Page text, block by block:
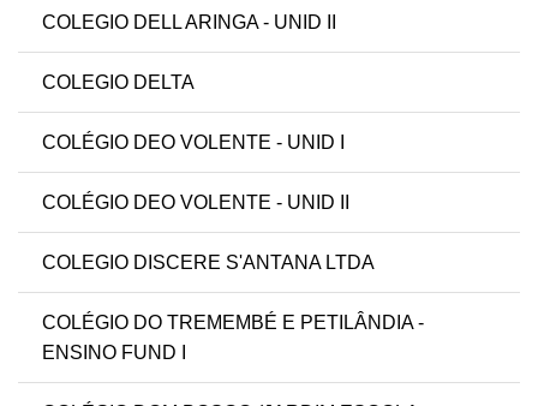
COLEGIO DELL ARINGA - UNID II
COLEGIO DELTA
COLÉGIO DEO VOLENTE - UNID I
COLÉGIO DEO VOLENTE - UNID II
COLEGIO DISCERE S'ANTANA LTDA
COLÉGIO DO TREMEMBÉ E PETILÂNDIA -
ENSINO FUND I